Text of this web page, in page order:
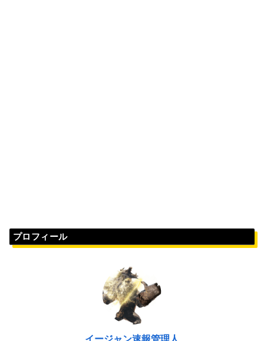
プロフィール
イージャン速報管理人